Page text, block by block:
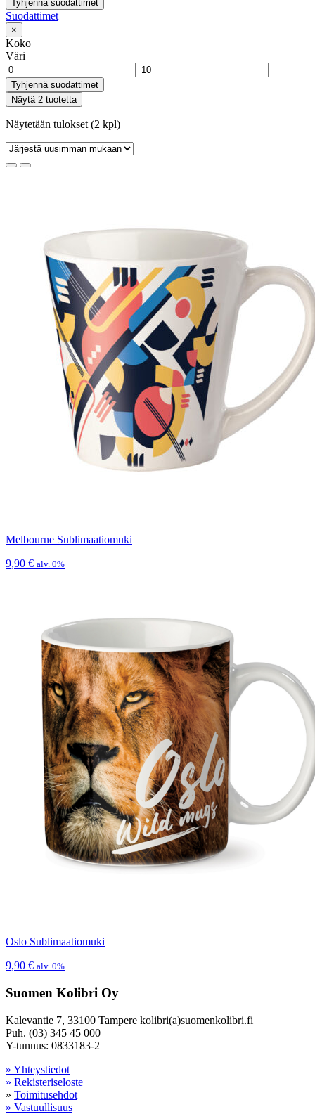
Tyhjennä suodattimet
Suodattimet
×
Koko
Väri
Tyhjennä suodattimet
Näytä 2 tuotetta
Näytetään tulokset (2 kpl)
Melbourne Sublimaatiomuki
9,90 € alv. 0%
Oslo Sublimaatiomuki
9,90 € alv. 0%
Suomen Kolibri Oy
Kalevantie 7, 33100 Tampere kolibri(a)suomenkolibri.fi
Puh. (03) 345 45 000
Y-tunnus: 0833183-2
» Yhteystiedot
» Rekisteriseloste
» Toimitusehdot
» Vastuullisuus